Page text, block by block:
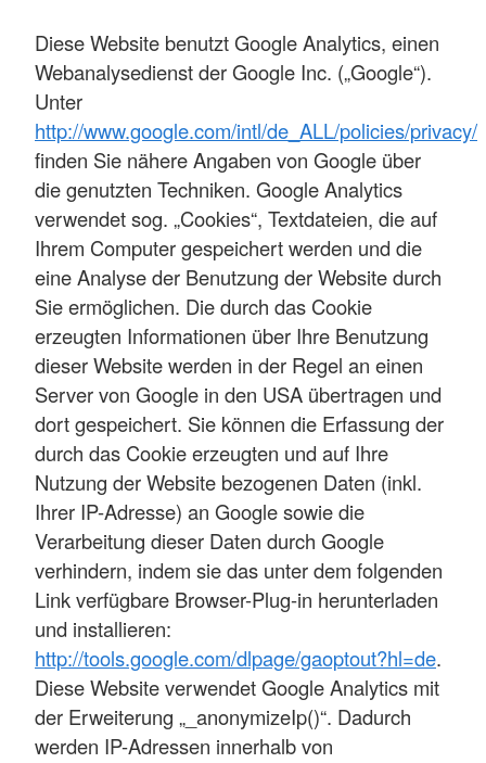
Diese Website benutzt Google Analytics, einen
Webanalysedienst der Google Inc. („Google“).
Unter
http://www.google.com/intl/de_ALL/policies/privacy/
finden Sie nähere Angaben von Google über
die genutzten Techniken. Google Analytics
verwendet sog. „Cookies“, Textdateien, die auf
Ihrem Computer gespeichert werden und die
eine Analyse der Benutzung der Website durch
Sie ermöglichen. Die durch das Cookie
erzeugten Informationen über Ihre Benutzung
dieser Website werden in der Regel an einen
Server von Google in den USA übertragen und
dort gespeichert. Sie können die Erfassung der
durch das Cookie erzeugten und auf Ihre
Nutzung der Website bezogenen Daten (inkl.
Ihrer IP-Adresse) an Google sowie die
Verarbeitung dieser Daten durch Google
verhindern, indem sie das unter dem folgenden
Link verfügbare Browser-Plug-in herunterladen
und installieren:
http://tools.google.com/dlpage/gaoptout?hl=de.
Diese Website verwendet Google Analytics mit
der Erweiterung „_anonymizeIp()“. Dadurch
werden IP-Adressen innerhalb von